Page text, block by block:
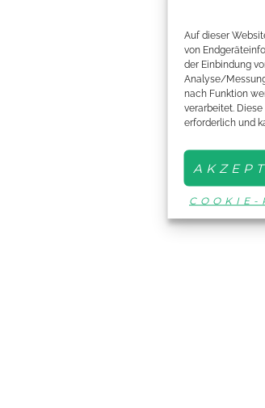
Auf dieser
von
der Einbindung
Analyse/
nach Funktion
verarbeitet.
erforderlich und